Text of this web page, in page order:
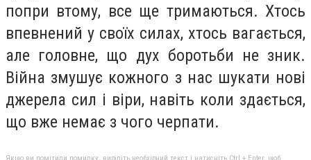
попри втому, все ще тримаються. Хтось
впевнений у своїх силах, хтось вагається,
але головне, що дух боротьби не зник.
Війна змушує кожного з нас шукати нові
джерела сил і віри, навіть коли здається,
що вже немає з чого черпати.